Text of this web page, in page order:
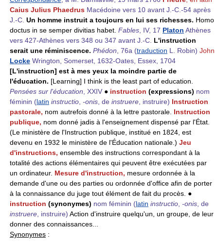
Caius Julius Phaedrus Macédoine vers 10 avant J.-C.-54 après
J.-C. Un homme instruit a toujours en lui ses richesses. Homo
doctus in se semper divitias habet. Fables , IV, 17 Platon Athènes
vers 427-Athènes vers 348 ou 347 avant J.-C. L'instruction
serait une réminiscence. Phédon , 76a (traduction L. Robin) John
Locke Wrington, Somerset, 1632-Oates, Essex, 1704
[L'instruction] est à mes yeux la moindre partie de
l'éducation. [Learning] I think is the least part of education.
Pensées sur l'éducation , XXIV ● instruction (expressions) nom
féminin (latin instructio -onis , de instruere , instruire) Instruction
pastorale, nom autrefois donné à la lettre pastorale. Instruction
publique, nom donné jadis à l'enseignement dispensé par l'État.
(Le ministère de l'Instruction publique, institué en 1824, est
devenu en 1932 le ministère de l'Éducation nationale.) Jeu
d'instructions, ensemble des instructions correspondant à la
totalité des actions élémentaires qui peuvent être exécutées par
un ordinateur. Mesure d'instruction, mesure ordonnée à la
demande d'une ou des parties ou ordonnée d'office afin de porter
à la connaissance du juge tout élément de fait du procès. ●
instruction (synonymes) nom féminin (latin instructio -onis , de
instruere , instruire) Action d'instruire quelqu'un, un groupe, de leur
donner des connaissances...
Synonymes :